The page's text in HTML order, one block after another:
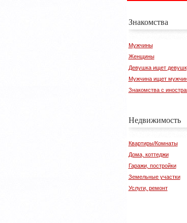
Знакомства
Мужчины
Женщины
Девушка ищет
Мужчина ищет
Знакомства с
Недвижимость
Квартиры/Комнаты
Дома, коттеджи
Гаражи, постройки
Земельные участки
Услуги, ремонт